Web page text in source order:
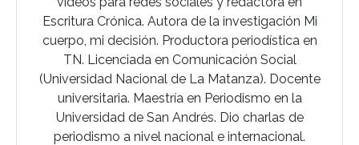
Escritura Crónica. Autora de la investigación Mi
cuerpo, mi decisión. Productora periodística en
TN. Licenciada en Comunicación Social
(Universidad Nacional de La Matanza). Docente
universitaria. Maestría en Periodismo en la
Universidad de San Andrés. Dio charlas de
periodismo a nivel nacional e internacional.